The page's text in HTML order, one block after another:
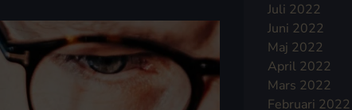
Juli 2022
Juni 2022
Maj 2022
April 2022
Mars 2022
Februari 2022